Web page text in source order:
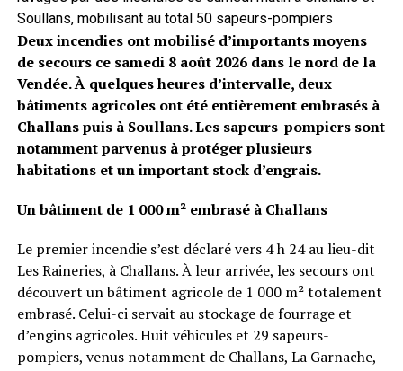
Soullans, mobilisant au total 50 sapeurs-pompiers
Deux incendies ont mobilisé d’importants moyens
de secours ce samedi 8 août 2026 dans le nord de la
Vendée. À quelques heures d’intervalle, deux
bâtiments agricoles ont été entièrement embrasés à
Challans puis à Soullans. Les sapeurs-pompiers sont
notamment parvenus à protéger plusieurs
habitations et un important stock d’engrais.
Un bâtiment de 1 000 m² embrasé à Challans
Le premier incendie s’est déclaré vers 4 h 24 au lieu-dit
Les Raineries, à Challans. À leur arrivée, les secours ont
découvert un bâtiment agricole de 1 000 m² totalement
embrasé. Celui-ci servait au stockage de fourrage et
d’engins agricoles. Huit véhicules et 29 sapeurs-
pompiers, venus notamment de Challans, La Garnache,